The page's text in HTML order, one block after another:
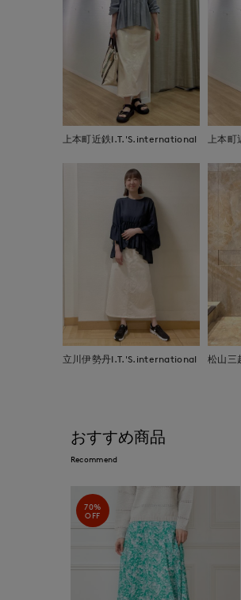
上本町近鉄I.T.'S.international 上本
立川伊勢丹I.T.'S.international 松山三
おすすめ商品
Recommend
70%
OFF